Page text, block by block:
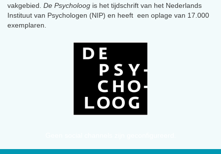
vakgebied. De Psycholoog is het tijdschrift van het Nederlands
Instituut van Psychologen (NIP) en heeft een oplage van 17.000
exemplaren.